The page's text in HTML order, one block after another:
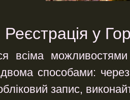
Реєстрація у
всіма
двома способами:
запис,